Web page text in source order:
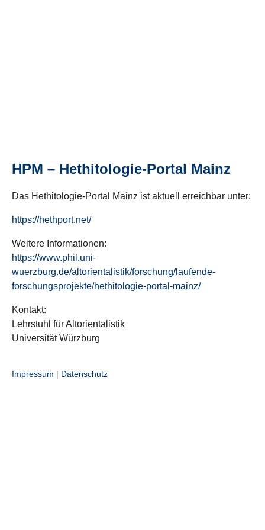
HPM – Hethitologie-Portal Mainz
Das Hethitologie-Portal Mainz ist aktuell erreichbar unter:
https://hethport.net/
Weitere Informationen:
https://www.phil.uni-
wuerzburg.de/altorientalistik/forschung/laufende-
forschungsprojekte/hethitologie-portal-mainz/
Kontakt:
Lehrstuhl für Altorientalistik
Universität Würzburg
Impressum | Datenschutz